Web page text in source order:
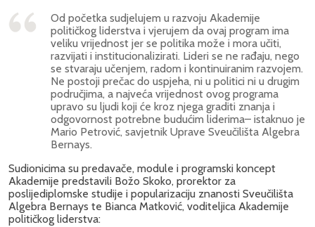
Od početka sudjelujem u razvoju Akademije
političkog liderstva i vjerujem da ovaj program ima
veliku vrijednost jer se politika može i mora učiti,
razvijati i institucionalizirati. Lideri se ne rađaju, nego
se stvaraju učenjem, radom i kontinuiranim razvojem.
Ne postoji prečac do uspjeha, ni u politici ni u drugim
područjima, a najveća vrijednost ovog programa
upravo su ljudi koji će kroz njega graditi znanja i
odgovornost potrebne budućim liderima– istaknuo je
Mario Petrović, savjetnik Uprave Sveučilišta Algebra
Bernays.
Sudionicima su predavače, module i programski koncept
Akademije predstavili Božo Skoko, prorektor za
poslijediplomske studije i popularizaciju znanosti Sveučilišta
Algebra Bernays te Bianca Matković, voditeljica Akademije
političkog liderstva: